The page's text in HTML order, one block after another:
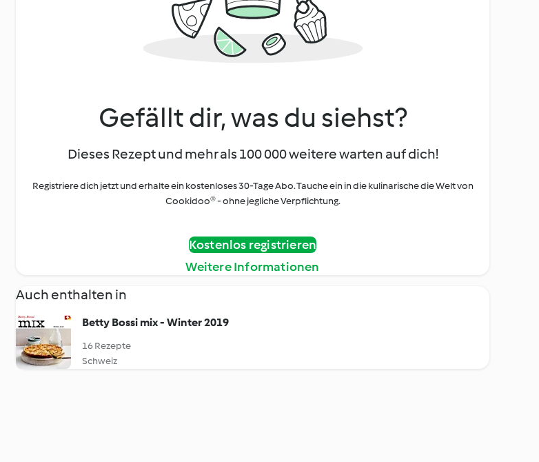
Gefällt dir, was du siehst?
Dieses Rezept und mehr als 100 000 weitere warten auf dich!
Registriere dich jetzt und erhalte ein kostenloses 30-Tage Abo. Tauche ein in die kulinarische die Welt von
Cookidoo® - ohne jegliche Verpflichtung.
Kostenlos registrieren
Weitere Informationen
Auch enthalten in
Betty Bossi mix - Winter 2019
16 Rezepte
Schweiz